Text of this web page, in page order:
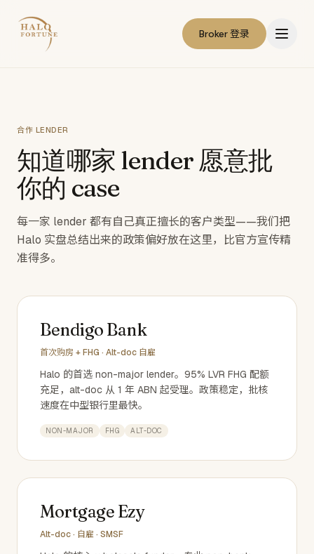
Broker 登录
合作 LENDER
知道哪家 lender 愿意批
你的 case
每一家 lender 都有自己真正擅长的客户类型——我们把
Halo 实盘总结出来的政策偏好放在这里，比官方宣传精
准得多。
Bendigo Bank
首次购房 + FHG · Alt-doc 自雇
Halo 的首选 non-major lender。95% LVR FHG 配额
充足，alt-doc 从 1 年 ABN 起受理。政策稳定，批核
速度在中型银行里最快。
NON-MAJOR FHG ALT-DOC
Mortgage Ezy
Alt-doc · 自雇 · SMSF